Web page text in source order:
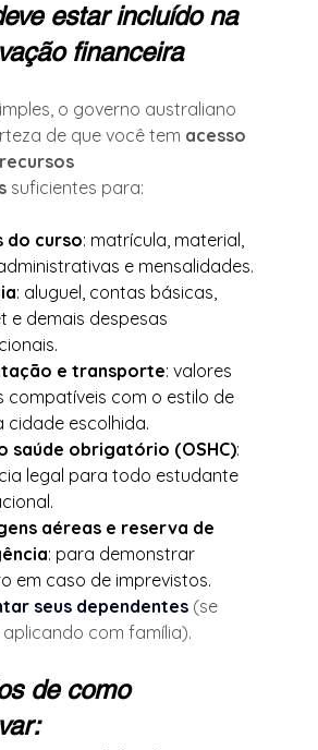
estar incluído na
financeira
o governo australiano
de que você tem acesso
suficientes para:
do curso: matrícula, material,
e mensalidades.
: aluguel, contas básicas,
e demais despesas
e transporte: valores
compatíveis com o estilo de
cidade escolhida.
saúde obrigatório (OSHC):
legal para todo estudante
aéreas e reserva de
: para demonstrar
em caso de imprevistos.
seus dependentes (se
aplicando com família).
de como